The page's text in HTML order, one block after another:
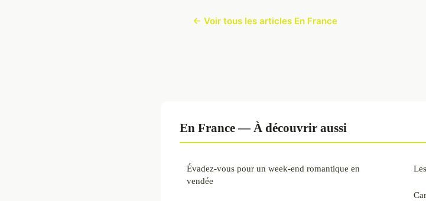
← Voir tous les articles En France
En France — À découvrir aussi
Évadez-vous pour un week-end romantique en
vendée